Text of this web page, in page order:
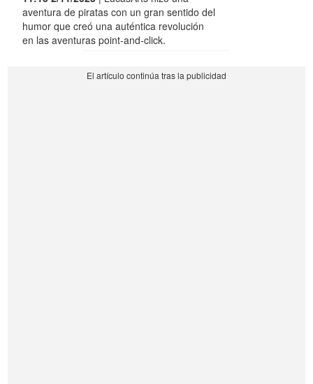
aventura de piratas con un gran sentido del
humor que creó una auténtica revolución
en las aventuras point-and-click.